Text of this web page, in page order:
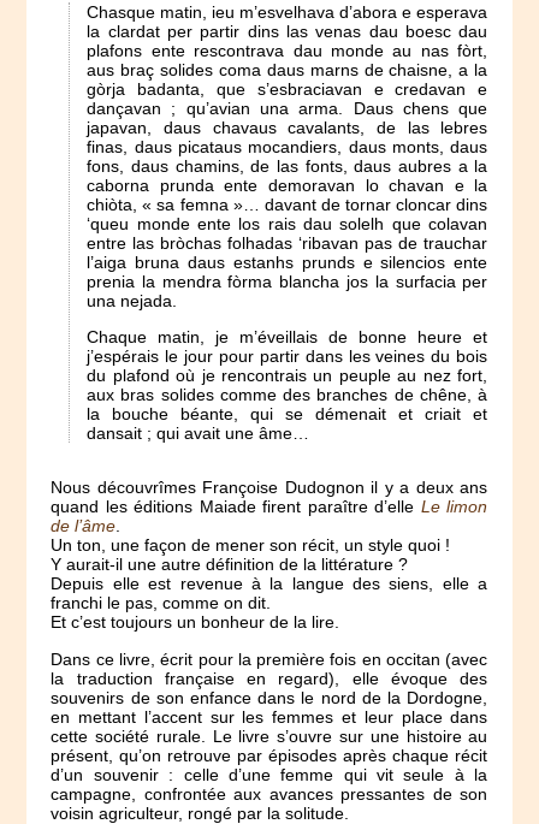
Chasque matin, ieu m’esvelhava d’abora e esperava
la clardat per partir dins las venas dau boesc dau
plafons ente rescontrava dau monde au nas fòrt,
aus braç solides coma daus marns de chaisne, a la
gòrja badanta, que s’esbraciavan e credavan e
dançavan ; qu’avian una arma. Daus chens que
japavan, daus chavaus cavalants, de las lebres
finas, daus picataus mocandiers, daus monts, daus
fons, daus chamins, de las fonts, daus aubres a la
caborna prunda ente demoravan lo chavan e la
chiòta, « sa femna »… davant de tornar cloncar dins
‘queu monde ente los rais dau solelh que colavan
entre las bròchas folhadas ‘ribavan pas de trauchar
l’aiga bruna daus estanhs prunds e silencios ente
prenia la mendra fòrma blancha jos la surfacia per
una nejada.
Chaque matin, je m’éveillais de bonne heure et
j’espérais le jour pour partir dans les veines du bois
du plafond où je rencontrais un peuple au nez fort,
aux bras solides comme des branches de chêne, à
la bouche béante, qui se démenait et criait et
dansait ; qui avait une âme…
Nous découvrîmes Françoise Dudognon il y a deux ans
quand les éditions Maiade firent paraître d’elle Le limon
de l’âme
Un ton, une façon de mener son récit, un style quoi !
Y aurait-il une autre définition de la littérature ?
Depuis elle est revenue à la langue des siens, elle a
franchi le pas, comme on dit.
Et c’est toujours un bonheur de la lire.
Dans ce livre, écrit pour la première fois en occitan (avec
la traduction française en regard), elle évoque des
souvenirs de son enfance dans le nord de la Dordogne,
en mettant l’accent sur les femmes et leur place dans
cette société rurale. Le livre s’ouvre sur une histoire au
présent, qu’on retrouve par épisodes après chaque récit
d’un souvenir : celle d’une femme qui vit seule à la
campagne, confrontée aux avances pressantes de son
voisin agriculteur, rongé par la solitude.